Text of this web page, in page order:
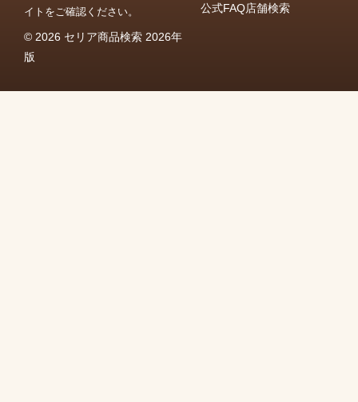
イトをご確認ください。
© 2026 セリア商品検索 2026年
版
公式FAQ店舗検索